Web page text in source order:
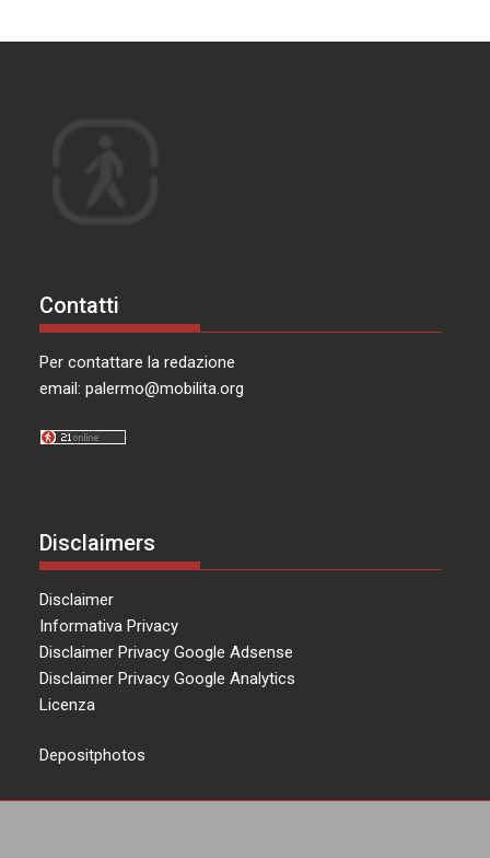
Contatti
Per contattare la redazione
email:palermo@mobilita.org
Disclaimers
Disclaimer
Informativa Privacy
Disclaimer Privacy Google Adsense
Disclaimer Privacy Google Analytics
Licenza
Depositphotos